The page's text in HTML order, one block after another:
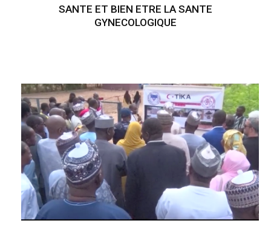
SANTE ET BIEN ETRE LA SANTE
GYNECOLOGIQUE